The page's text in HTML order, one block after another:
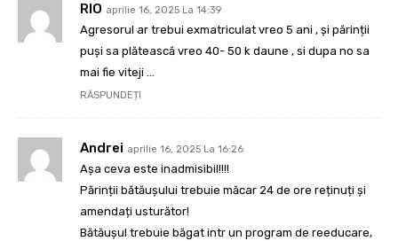
RIO aprilie 16, 2025 La 14:39
Agresorul ar trebui exmatriculat vreo 5 ani , și părinții
puși sa plătească vreo 40- 50 k daune , si dupa no sa
mai fie viteji …
RĂSPUNDEȚI
Andrei aprilie 16, 2025 La 16:26
Așa ceva este inadmisibil!!!!
Părinții bătăușului trebuie măcar 24 de ore reținuți și
amendați usturător!
Bătăușul trebuie băgat intr un program de reeducare,